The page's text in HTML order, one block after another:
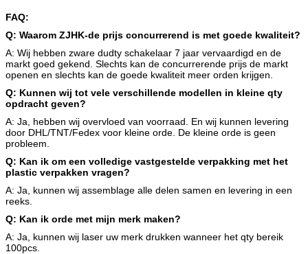
kap hoogste ingang met 2
boutenpg16 draad
H6b-te-2b-
09300061441
kap hoogste ingang met 2
boutenm25 draad (hoge bouw)
H6b-teh-2b-
M25
19300060446
kap hoogste ingang met 2
boutenm32 draad (hoge bouw)
H6b-teh-2b-
19300060447
kap hoogste ingang met 2
boutenpg21 draad (hoge bouw)
H6b-teh-2b-
PG21
09300060442
kap hoogste ingang met 2
huisvestingswaterdicht schot
opgezet met 1 metaalhefboom
huisvestingswaterdicht schot
opgezet met 1 metaalhefboom met
plastic DEKKING
huisvestingswaterdicht schot
opgezet met 1 metaalhefboom met
FAQ:
Q: Waarom ZJHK-de prijs concurrerend is met goede kwaliteit?
A: Wij hebben zware dudty schakelaar 7 jaar vervaardigd en de
markt goed gekend. Slechts kan de concurrerende prijs de markt
openen en slechts kan de goede kwaliteit meer orden krijgen.
Q: Kunnen wij tot vele verschillende modellen in kleine qty
opdracht geven?
A: Ja, hebben wij overvloed van voorraad. En wij kunnen levering
door DHL/TNT/Fedex voor kleine orde. De kleine orde is geen
probleem.
Q: Kan ik om een volledige vastgestelde verpakking met het
plastic verpakken vragen?
A: Ja, kunnen wij assemblage alle delen samen en levering in een
reeks.
Q: Kan ik orde met mijn merk maken?
A: Ja, kunnen wij laser uw merk drukken wanneer het qty bereik
100pcs.